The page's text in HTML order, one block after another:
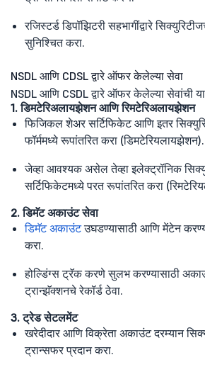
रजिस्टर्ड डिपॉझिटरी सहभागींद्वारे
सुनिश्चित करा.
NSDL आणि CDSL द्वारे ऑफर केलेल्या सेवा
NSDL आणि CSDL द्वारे ऑफर केलेल्या सेवांची
1. डिमटेरिअलायझेशन आणि रिमटेरिअलायझेशन
फिजिकल शेअर सर्टिफिकेट आणि इतर
फॉर्ममध्ये रूपांतरित करा (डिमटेरियलायझेशन).
जेव्हा आवश्यक असेल तेव्हा इलेक्ट्रॉनिक
सर्टिफिकेटमध्ये परत रूपांतरित करा
2. डिमॅट अकाउंट सेवा
डिमॅट अकाउंटउघडण्यासाठी आणि मेंटेन
करा.
होल्डिंग्स ट्रॅक करणे सुलभ करण्यासाठी
ट्रान्झॅक्शनचे रेकॉर्ड ठेवा.
3. ट्रेड सेटलमेंट
खरेदीदार आणि विक्रेता अकाउंट दरम्यान
ट्रान्सफर प्रदान करा.